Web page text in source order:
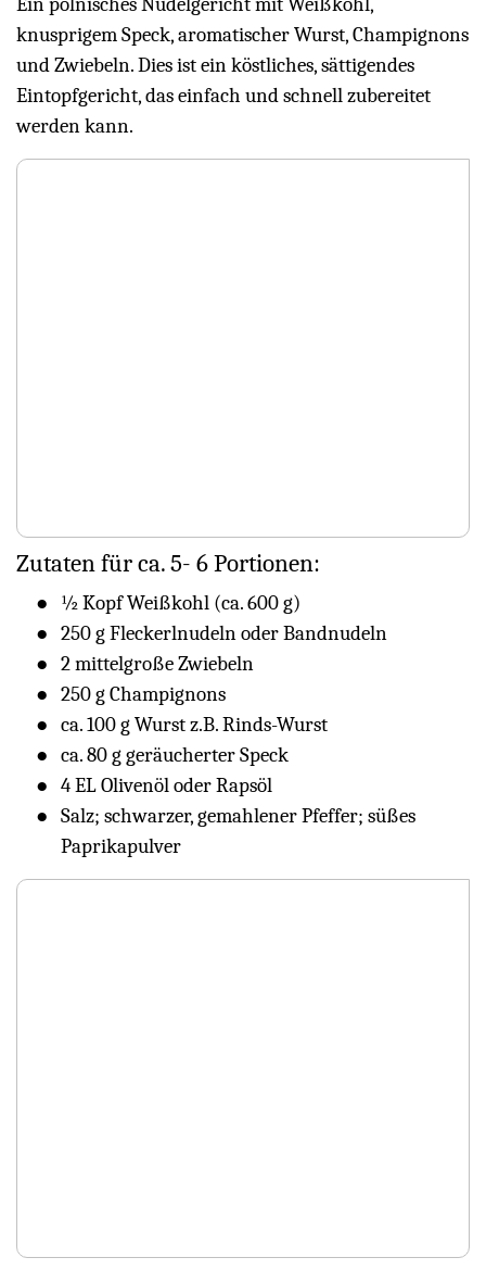
knusprigem Speck, aromatischer Wurst, Champignons
und Zwiebeln. Dies ist ein köstliches, sättigendes
Eintopfgericht, das einfach und schnell zubereitet
werden kann.
Zutaten für ca. 5- 6 Portionen:
½ Kopf Weißkohl (ca. 600 g)
250 g Fleckerlnudeln oder Bandnudeln
2 mittelgroße Zwiebeln
250 g Champignons
ca. 100 g Wurst z.B. Rinds-Wurst
ca. 80 g geräucherter Speck
4 EL Olivenöl oder Rapsöl
Salz; schwarzer, gemahlener Pfeffer; süßes
Paprikapulver